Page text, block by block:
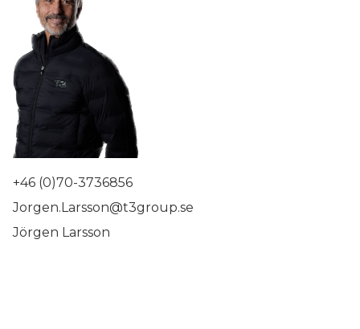
+46 (0)70-3736856
Jorgen.Larsson@t3group.se
Jörgen Larsson